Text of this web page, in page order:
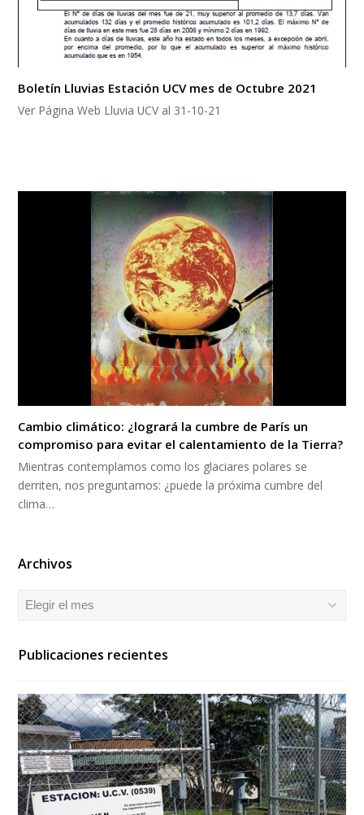
Boletín Lluvias Estación UCV mes de Octubre 2021
Ver Página Web Lluvia UCV al 31-10-21
Cambio climático: ¿logrará la cumbre de París un
compromiso para evitar el calentamiento de la Tierra?
Mientras contemplamos como los glaciares polares se
derriten, nos preguntamos: ¿puede la próxima cumbre del
clima…
Archivos
Archivos
Publicaciones recientes